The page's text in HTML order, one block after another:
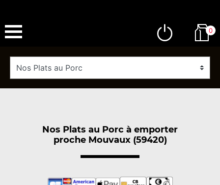
0
Nos Plats au Porc à emporter
proche Mouvaux (59420)